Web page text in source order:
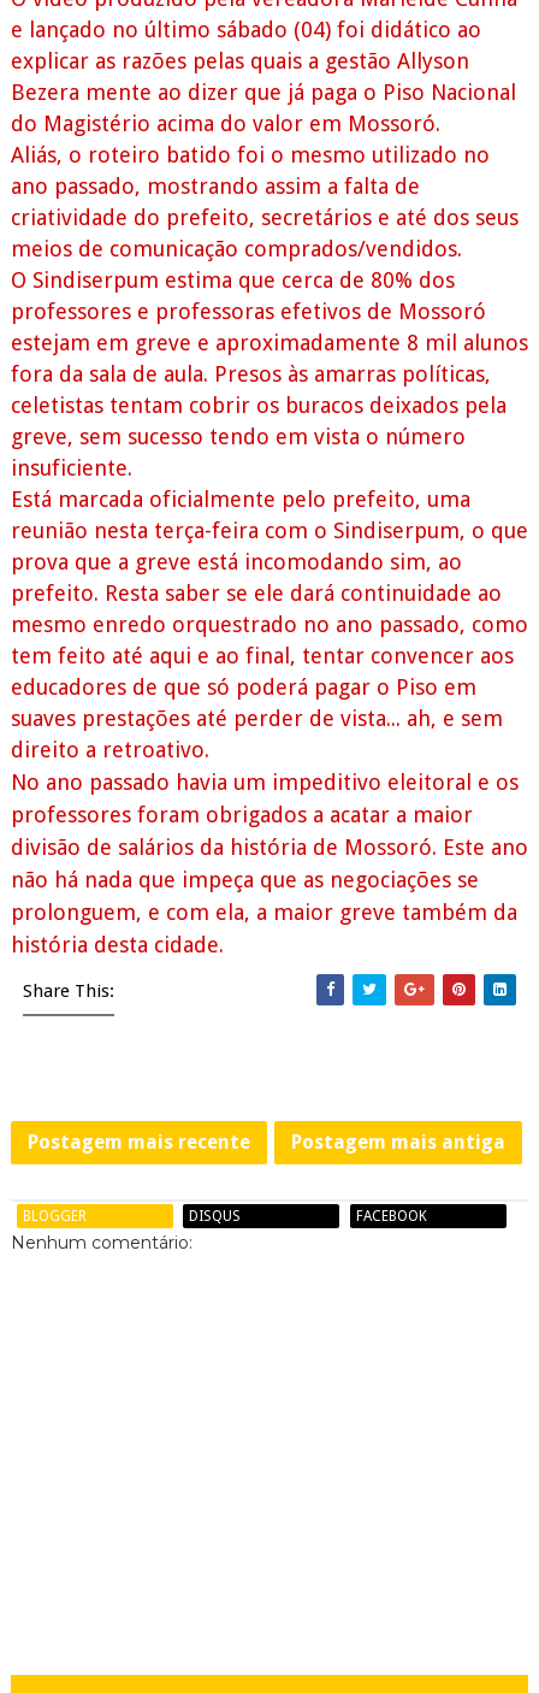
e lançado no último sábado (04) foi didático ao
explicar as razões pelas quais a gestão Allyson
Bezera mente ao dizer que já paga o Piso Nacional
do Magistério acima do valor em Mossoró.
Aliás, o roteiro batido foi o mesmo utilizado no
ano passado, mostrando assim a falta de
criatividade do prefeito, secretários e até dos seus
meios de comunicação comprados/vendidos.
O Sindiserpum estima que cerca de 80% dos
professores e professoras efetivos de Mossoró
estejam em greve e aproximadamente 8 mil alunos
fora da sala de aula. Presos às amarras políticas,
celetistas tentam cobrir os buracos deixados pela
greve, sem sucesso tendo em vista o número
insuficiente.
Está marcada oficialmente pelo prefeito, uma
reunião nesta terça-feira com o Sindiserpum, o que
prova que a greve está incomodando sim, ao
prefeito. Resta saber se ele dará continuidade ao
mesmo enredo orquestrado no ano passado, como
tem feito até aqui e ao final, tentar convencer aos
educadores de que só poderá pagar o Piso em
suaves prestações até perder de vista... ah, e sem
direito a retroativo.
No ano passado havia um impeditivo eleitoral e os
professores foram obrigados a acatar a maior
divisão de salários da história de Mossoró. Este ano
não há nada que impeça que as negociações se
prolonguem, e com ela, a maior greve também da
história desta cidade.
Share This:
Postagem mais recente Postagem mais antiga
BLOGGER DISQUS FACEBOOK
Nenhum comentário: